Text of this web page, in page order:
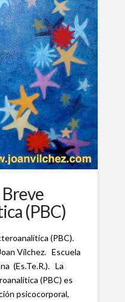
(PBC)
(PBC).
Vílchez. Escuela
(Es.Te.R.). La
(PBC) es
psicocorporal,